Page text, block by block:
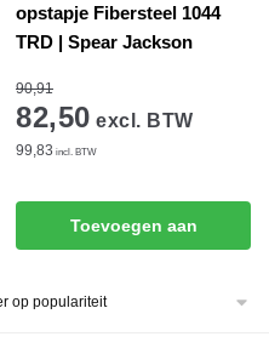
opstapje Fibersteel 1044
TRD | Spear Jackson
90,91
82,50 excl. BTW
99,83 incl. BTW
Toevoegen aan